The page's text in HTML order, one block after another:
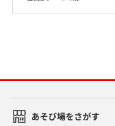
あそび場をさがす